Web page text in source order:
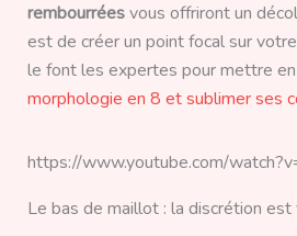
rembourréesvous offriront un
est de créer un point focal sur
le font les expertes pour mettre en
morphologie en 8 et sublimer ses
https://www.youtube.com/
Le bas de maillot : la discrétion